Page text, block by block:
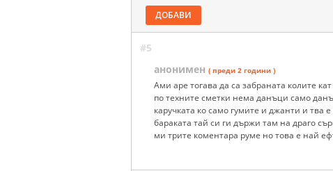
ДОБАВИ
#5
анонимен ( преди 2 години )
Ами аре тогава да са забраната колите
по техните сметки нема данъци само
каручката ко само гумите и джанти и тва
бараката тай си ги държи там на драго
ми трите коментара руме но това е най